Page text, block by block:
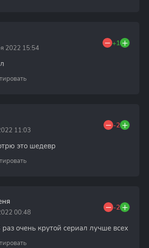
2022 15:54
+1
11:03
-2
это шедевр
00:48
-2
очень крутой сериал лучше всех